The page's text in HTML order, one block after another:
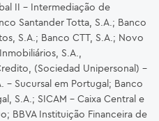
II – Intermediação de
Santander Totta, S.A.; Banco
S.A.; Banco CTT, S.A.; Novo
S.A.,
(Sociedad Unipersonal) -
– Sucursal em Portugal; Banco
S.A.; SICAM - Caixa Central e
BBVA Instituição Financeira de